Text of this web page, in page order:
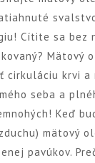
Cítite sa bez
Mätový
cirkuláciu krvi
seba a
Keď
mätový
pavúkov.